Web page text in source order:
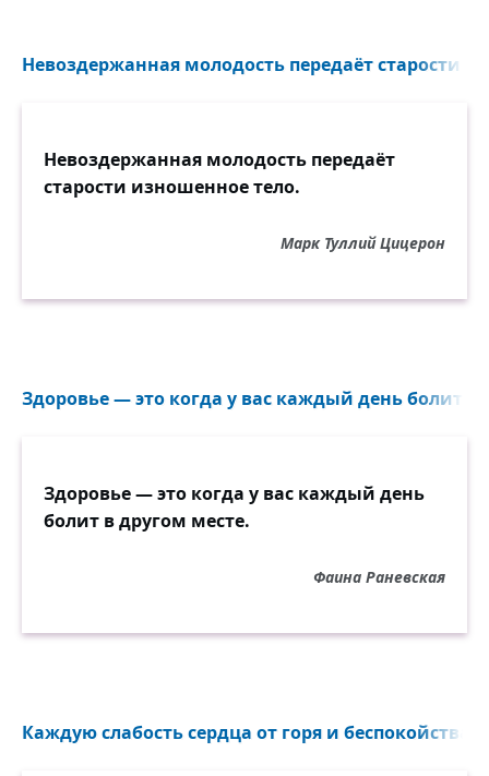
Невоздержанная молодость передаёт старости
Невоздержанная молодость передаёт
старости изношенное тело.
Марк Туллий Цицерон
Здоровье — это когда у вас каждый день болит в
Здоровье — это когда у вас каждый день
болит в другом месте.
Фаина Раневская
Каждую слабость сердца от горя и беспокойства...